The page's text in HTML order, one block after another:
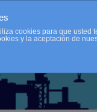
cookies para que
y la aceptación de